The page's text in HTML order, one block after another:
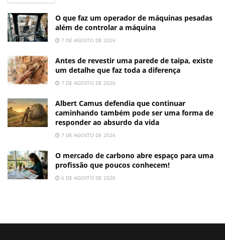
O que faz um operador de máquinas pesadas
além de controlar a máquina
7 DE AGOSTO DE 2026
Antes de revestir uma parede de taipa, existe
um detalhe que faz toda a diferença
7 DE AGOSTO DE 2026
Albert Camus defendia que continuar
caminhando também pode ser uma forma de
responder ao absurdo da vida
7 DE AGOSTO DE 2026
O mercado de carbono abre espaço para uma
profissão que poucos conhecem!
6 DE AGOSTO DE 2026